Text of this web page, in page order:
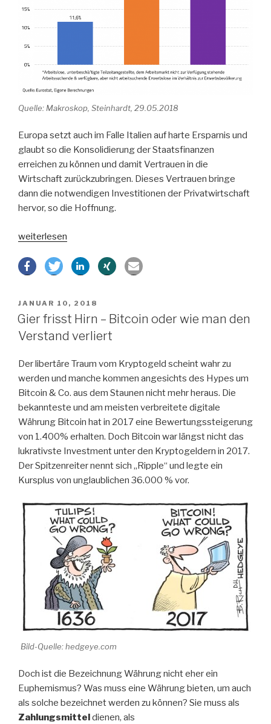
Quelle: Makroskop, Steinhardt, 29.05.2018
Europa setzt auch im Falle Italien auf harte Ersparnis und
glaubt so die Konsolidierung der Staatsfinanzen
erreichen zu können und damit Vertrauen in die
Wirtschaft zurückzubringen. Dieses Vertrauen bringe
dann die notwendigen Investitionen der Privatwirtschaft
hervor, so die Hoffnung.
„Wie
Italien
Krise?“
weiterlesen
VERÖFFENTLICHT
AM
JANUAR 10, 2018
Gier frisst Hirn – Bitcoin oder wie man den
Verstand verliert
Der libertäre Traum vom Kryptogeld scheint wahr zu
werden und manche kommen angesichts des Hypes um
Bitcoin & Co. aus dem Staunen nicht mehr heraus. Die
bekannteste und am meisten verbreitete digitale
Währung Bitcoin hat in 2017 eine Bewertungssteigerung
von 1.400% erhalten. Doch Bitcoin war längst nicht das
lukrativste Investment unter den Kryptogeldern in 2017.
Der Spitzenreiter nennt sich „Ripple“ und legte ein
Kursplus von unglaublichen 36.000 % vor.
Bild-Quelle: hedgeye.com
Doch ist die Bezeichnung Währung nicht eher ein
Euphemismus? Was muss eine Währung bieten, um auch
als solche bezeichnet werden zu können? Sie muss als
Zahlungsmittel dienen, als